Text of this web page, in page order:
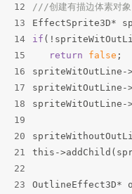
12
13
14
15
16
17
18
19
20
21
22
23
///创建有描边体素对象
EffectSprite3D*
if ( !
return
false ;
spriteWitOutLine -
spriteWitOutLine -
spriteWitOutLine -
this ->
OutlineEffect3D*